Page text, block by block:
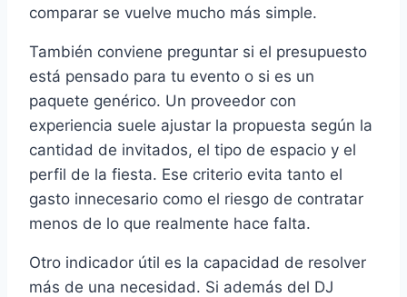
comparar se vuelve mucho más simple.
También conviene preguntar si el presupuesto
está pensado para tu evento o si es un
paquete genérico. Un proveedor con
experiencia suele ajustar la propuesta según la
cantidad de invitados, el tipo de espacio y el
perfil de la fiesta. Ese criterio evita tanto el
gasto innecesario como el riesgo de contratar
menos de lo que realmente hace falta.
Otro indicador útil es la capacidad de resolver
más de una necesidad. Si además del DJ